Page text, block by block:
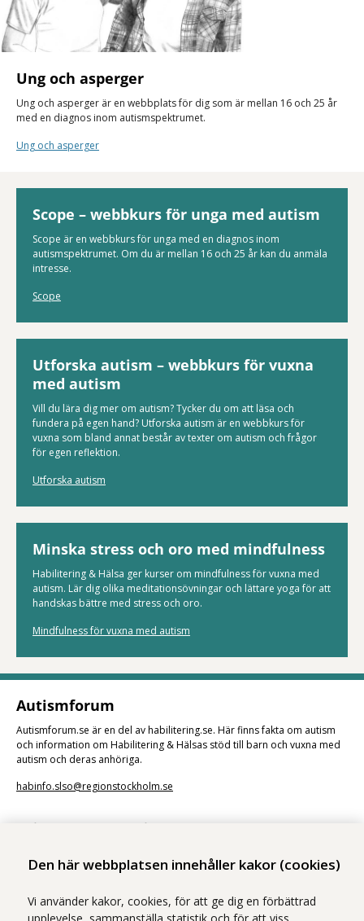
Den här webbplatsen innehåller kakor (cookies)
Vi använder kakor, cookies, för att ge dig en förbättrad
Ung och asperger
Ung och asperger är en webbplats för dig som är mellan 16 och 25 år
med en diagnos inom autismspektrumet.
Ung och asperger
Scope – webbkurs för unga med autism
Scope är en webbkurs för unga med en diagnos inom
autismspektrumet. Om du är mellan 16 och 25 år kan du anmäla
intresse.
Scope
Utforska autism – webbkurs för vuxna
med autism
Vill du lära dig mer om autism? Tycker du om att läsa och
fundera på egen hand? Utforska autism är en webbkurs för
vuxna som bland annat består av texter om autism och frågor
för egen reflektion.
Utforska autism
Minska stress och oro med mindfulness
Habilitering & Hälsa ger kurser om mindfulness för vuxna med
autism. Lär dig olika meditationsövningar och lättare yoga för att
handskas bättre med stress och oro.
Mindfulness för vuxna med autism
Autismforum
Autismforum.se är en del av habilitering.se. Här finns fakta om autism
och information om Habilitering & Hälsas stöd till barn och vuxna med
autism och deras anhöriga.
habinfo.slso@regionstockholm.se
Frågetjänst och rådgivning
samhällets stöd vid funktionsnedsättning.
Frågetjänst och rådgivning